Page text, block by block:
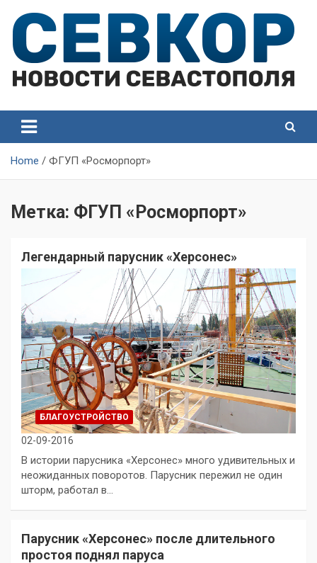
content
Севастополя
Севастополя
Home ФГУП «Росморпорт»
Метка: ФГУП «Росморпорт»
Легендарный парусник «Херсонес»
БЛАГОУСТРОЙСТВО
02-09-2016
В истории парусника «Херсонес» много удивительных и
неожиданных поворотов. Парусник пережил не один
шторм, работал в…
Парусник «Херсонес» после длительного
простоя поднял паруса